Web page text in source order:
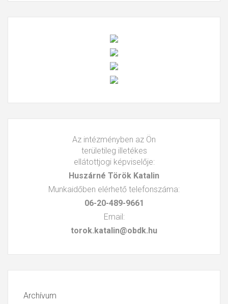
Az intézményben az Ön
területileg illetékes
ellátottjogi képviselője:
Huszárné Török Katalin
Munkaidőben elérhető telefonszáma:
06-20-489-9661
Email:
torok.katalin@obdk.hu
Archívum